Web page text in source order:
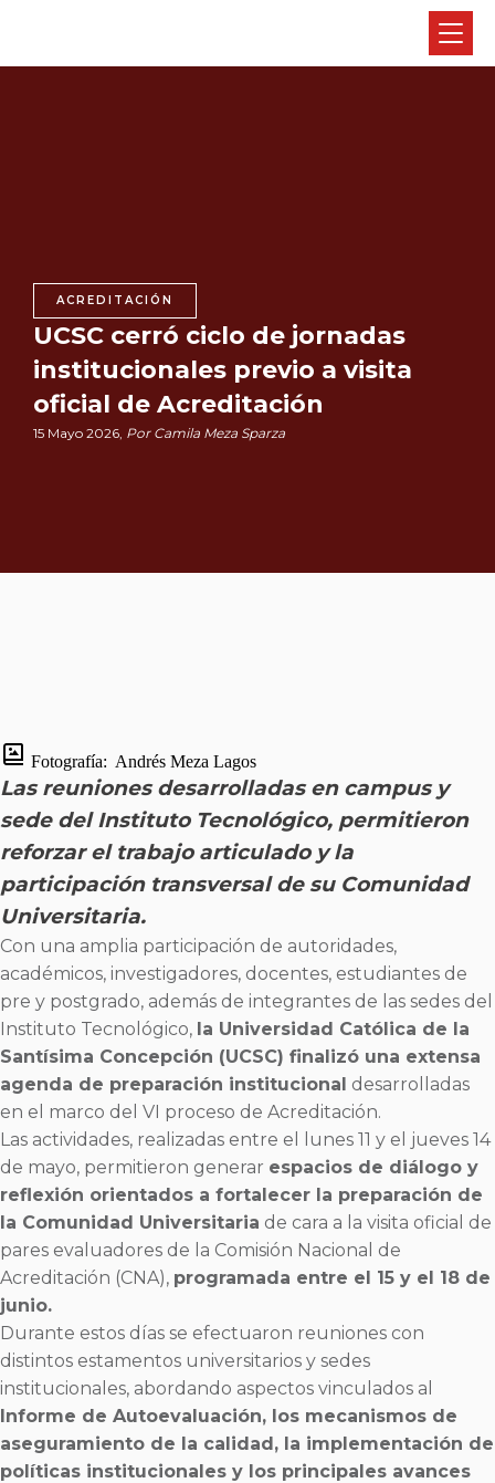
ACREDITACIÓN
UCSC cerró ciclo de jornadas
institucionales previo a visita
oficial de Acreditación
15 Mayo 2026, Por Camila Meza Sparza
Fotografía: Andrés Meza Lagos
Las reuniones desarrolladas en campus y
sede del Instituto Tecnológico, permitieron
reforzar el trabajo articulado y la
participación transversal de su Comunidad
Universitaria.
Con una amplia participación de autoridades,
académicos, investigadores, docentes, estudiantes de
pre y postgrado, además de integrantes de las sedes del
Instituto Tecnológico, la Universidad Católica de la
Santísima Concepción (UCSC) finalizó una extensa
agenda de preparación institucional desarrolladas
en el marco del VI proceso de Acreditación.
Las actividades, realizadas entre el lunes 11 y el jueves 14
de mayo, permitieron generar espacios de diálogo y
reflexión orientados a fortalecer la preparación de
la Comunidad Universitaria de cara a la visita oficial de
pares evaluadores de la Comisión Nacional de
Acreditación (CNA), programada entre el 15 y el 18 de
junio.
Durante estos días se efectuaron reuniones con
distintos estamentos universitarios y sedes
institucionales, abordando aspectos vinculados al
Informe de Autoevaluación, los mecanismos de
aseguramiento de la calidad, la implementación de
políticas institucionales y los principales avances